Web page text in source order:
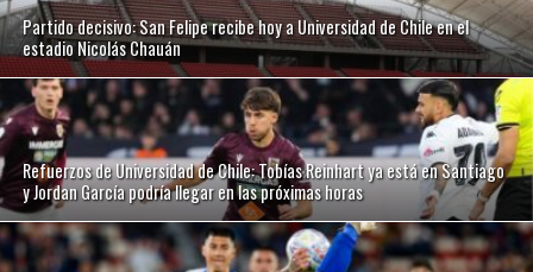
Partido decisivo: San Felipe recibe hoy a Universidad de Chile en el
estadio Nicolás Chauán
Refuerzos de Universidad de Chile: Tobías Reinhart ya está en Santiago
y Jordan García podría llegar en las próximas horas